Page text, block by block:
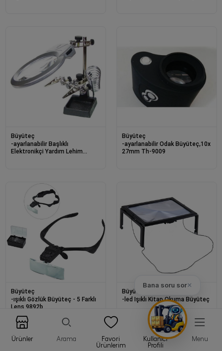
Bana soru sor✕
Ürünler Arama
Favori
Ürünlerim
Kullanıcı
Profili
Menu
Büyüteç
-ayarlanabilir Başlıklı
Elektronikçi Yardım Lehim
Büyüteç
-ayarlanabilir Odak Büyüteç,10x
27mm Th-9009
Büyüteç
-ışıklı Gözlük Büyüteç - 5 Farklı
Lens 9892b
Büyüteç
-led Işıklı Kitap Okuma Büyüteç